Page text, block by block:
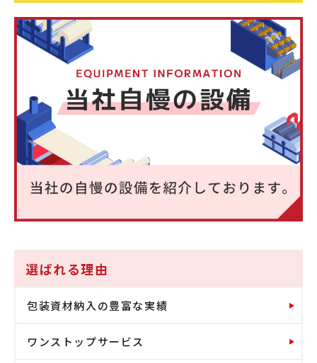
選ばれる理由
包装資材納入の豊富な実績
ワンストップサービス